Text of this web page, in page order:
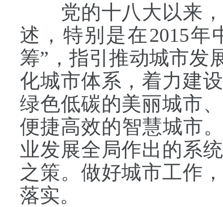
党的十八大以来，
述，特别是在2015
筹”，指引推动城市发
化城市体系，着力建
绿色低碳的美丽城市
便捷高效的智慧城市
业发展全局作出的系
之策。做好城市工作
落实。